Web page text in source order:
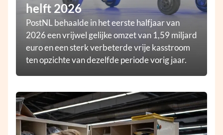
helft 2026
PostNL behaalde in het eerste halfjaar van
2026 een vrijwel gelijke omzet van 1,59 miljard
euro en een sterk verbeterde vrije kasstroom
ten opzichte van dezelfde periode vorig jaar.